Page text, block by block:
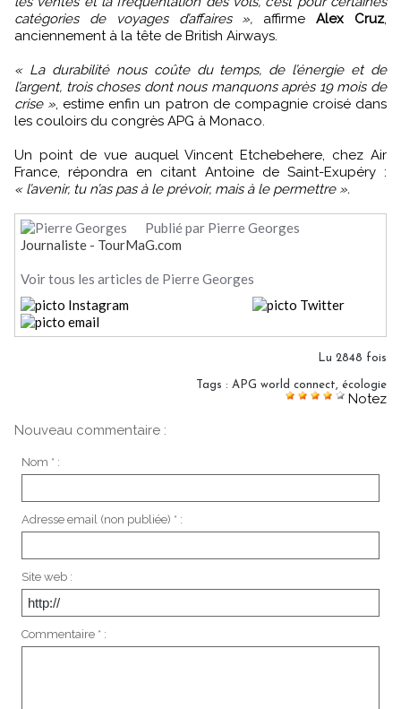
catégories de voyages d’affaires », affirmeAlex Cruz,
anciennement à la tête de British Airways.
« La durabilité nous coûte du temps, de l’énergie et de
l’argent, trois choses dont nous manquons après 19 mois de
crise », estime enfin un patron de compagnie croisé dans
les couloirs du congrès APG à Monaco.
Un point de vue auquel Vincent Etchebehere, chez Air
France, répondra en citant Antoine de Saint-Exupéry :
« l’avenir, tu n’as pas à le prévoir, mais à le permettre ».
Publié par Pierre Georges
Journaliste - TourMaG.com
Voir tous les articles de Pierre Georges
Lu 2848 fois
Tags : APG world connect, écologie
Notez
Nouveau commentaire :
Nom * :
Adresse email (non publiée) * :
Site web :
Commentaire * :